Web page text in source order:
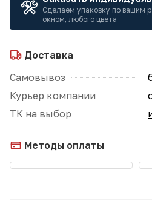
Сделаем упаковку по вашим
окном, любого цвета
Доставка
Самовывоз
Курьер компании
ТК на выбор
Методы оплаты